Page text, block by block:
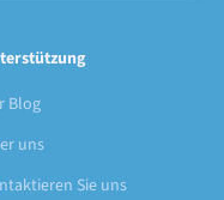
Blog
uns
Sie uns